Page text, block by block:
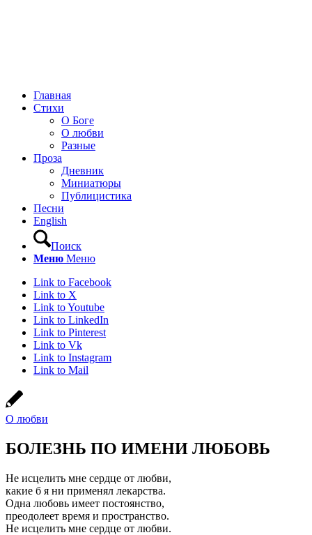
Главная
Стихи
О Боге
О любви
Разные
Проза
Дневник
Миниатюры
Публицистика
Песни
English
Поиск
Меню Меню
Link to Facebook
Link to X
Link to Youtube
Link to LinkedIn
Link to Pinterest
Link to Vk
Link to Instagram
Link to Mail
О любви
БОЛЕЗНЬ ПО ИМЕНИ ЛЮБОВЬ
Не исцелить мне сердце от любви,
какие б я ни применял лекарства.
Одна любовь имеет постоянство,
преодолеет время и пространство.
Не исцелить мне сердце от любви.